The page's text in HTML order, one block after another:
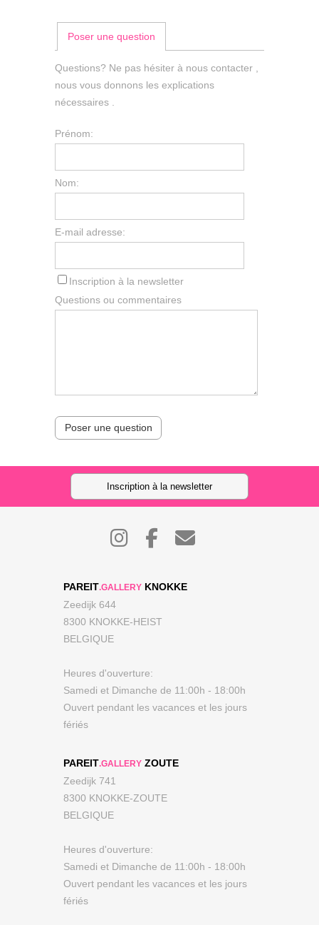
Poser une question
Questions? Ne pas hésiter à nous contacter ,
nous vous donnons les explications
nécessaires .
Prénom:
Nom:
E-mail adresse:
Inscription à la newsletter
Questions ou commentaires
Poser une question
Inscription à la newsletter
PAREIT.GALLERY KNOKKE
Zeedijk 644
8300 KNOKKE-HEIST
BELGIQUE
Heures d'ouverture:
Samedi et Dimanche de 11:00h - 18:00h
Ouvert pendant les vacances et les jours
fériés
PAREIT.GALLERY ZOUTE
Zeedijk 741
8300 KNOKKE-ZOUTE
BELGIQUE
Heures d'ouverture:
Samedi et Dimanche de 11:00h - 18:00h
Ouvert pendant les vacances et les jours
fériés